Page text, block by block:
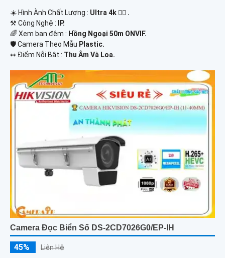
☀️ Hình Ành Chất Lượng : Ultra 4k 👍🏾 .
⚒ Công Nghệ :
IP.
🌈 Xem ban đêm : Hồng Ngoại 50m ONVIF.
🛡 Camera Theo Mẫu Plastic.
️↭ Điểm Nỗi Bật : Thu Âm Và Loa.
Camera Đọc Biển Số DS-2CD7026G0/EP-IH
45% Liên Hệ